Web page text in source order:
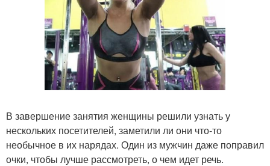
В завершение занятия женщины решили узнать у
нескольких посетителей, заметили ли они что-то
необычное в их нарядах. Один из мужчин даже поправил
очки, чтобы лучше рассмотреть, о чем идет речь.